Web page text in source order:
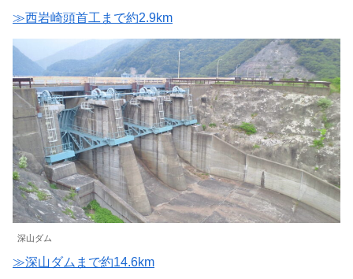
≫西岩崎頭首工まで約2.9km
深山ダム
≫深山ダムまで約14.6km